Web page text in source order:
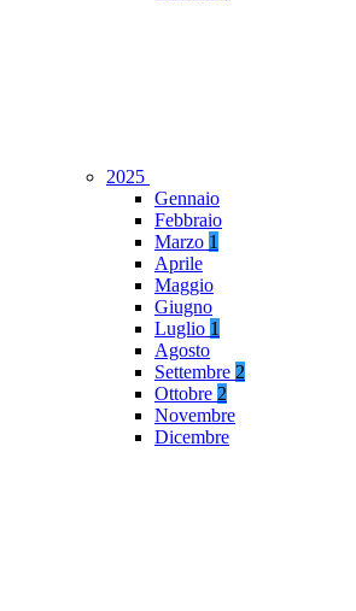
2025
Gennaio
Febbraio
Marzo 1
Aprile
Maggio
Giugno
Luglio 1
Agosto
Settembre 2
Ottobre 2
Novembre
Dicembre